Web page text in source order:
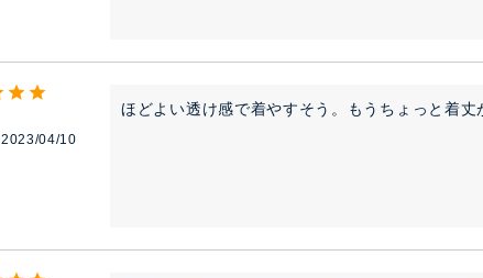
2023/04/10
ほどよい透け感で着やすそう。もうちょっと着丈